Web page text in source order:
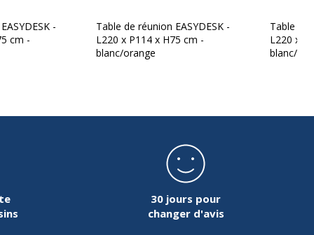
-
cm -
Table de réunion EASYDESK -
L220 x P114 x H75 cm -
blanc/orange
Table de
L220 x
blanc/vert
30 jours pour
changer d'avis